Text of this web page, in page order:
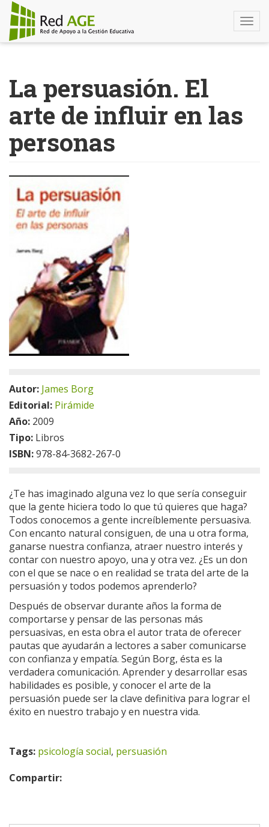
contenido
principal
La persuasión. El
arte de influir en las
personas
Autor: James Borg
Editorial: Pirámide
Año: 2009
Tipo: Libros
ISBN:978-84-3682-267-0
¿Te has imaginado alguna vez lo que sería conseguir
que la gente hiciera todo lo que tú quieres que haga?
Todos conocemos a gente increíblemente persuasiva.
Con encanto natural consiguen, de una u otra forma,
ganarse nuestra confianza, atraer nuestro interés y
contar con nuestro apoyo, una y otra vez. ¿Es un don
con el que se nace o en realidad se trata del arte de la
persuasión y todos podemos aprenderlo?
Después de observar durante años la forma de
comportarse y pensar de las personas más
persuasivas, en esta obra el autor trata de oferecer
pautas que ayudarán a lectores a saber comunicarse
con confianza y empatía. Según Borg, ésta es la
verdadera comunicación. Aprender y desarrollar esas
habilidades es posible, y conocer el arte de la
persuasión puede ser la clave definitiva para lograr el
éxito en nuestro trabajo y en nuestra vida.
Tags: psicología social, persuasión
Compartir: